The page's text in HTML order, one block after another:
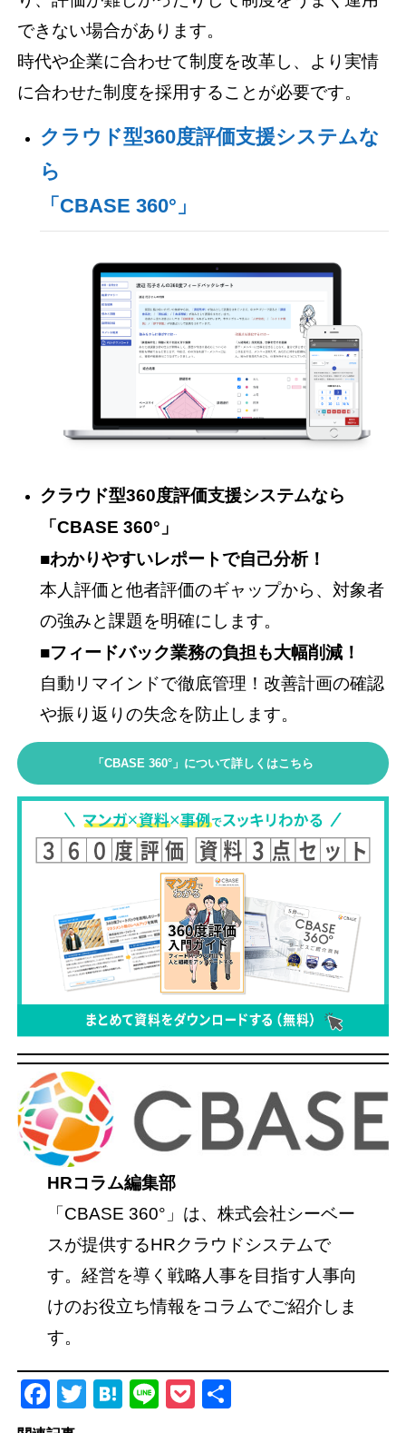
できない場合があります。
時代や企業に合わせて制度を改革し、より実情
に合わせた制度を採用することが必要です。
クラウド型360度評価支援システムな
ら
「CBASE 360°」
クラウド型360度評価支援システムなら
「CBASE 360°」
■わかりやすいレポートで自己分析！
本人評価と他者評価のギャップから、対象者
の強みと課題を明確にします。
■フィードバック業務の負担も大幅削減！
自動リマインドで徹底管理！改善計画の確認
や振り返りの失念を防止します。
「CBASE 360°」について詳しくはこちら
HRコラム編集部
「CBASE 360°」は、株式会社シーベー
スが提供するHRクラウドシステムで
す。経営を導く戦略人事を目指す人事向
けのお役立ち情報をコラムでご紹介しま
す。
Facebook
Twitter
Hatena
LinePocket